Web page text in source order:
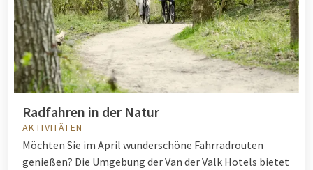
Radfahren in der Natur
AKTIVITÄTEN
Möchten Sie im April wunderschöne Fahrradrouten
genießen? Die Umgebung der Van der Valk Hotels bietet